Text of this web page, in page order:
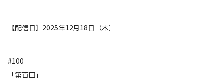
【配信日】2025年12月18日（木）
#100
「第百回」